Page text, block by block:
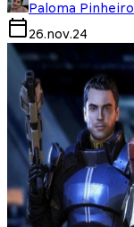
Paloma Pinheiro
26.nov.24